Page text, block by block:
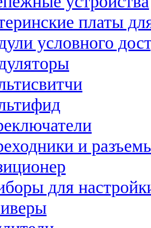
платы
условного
и
для